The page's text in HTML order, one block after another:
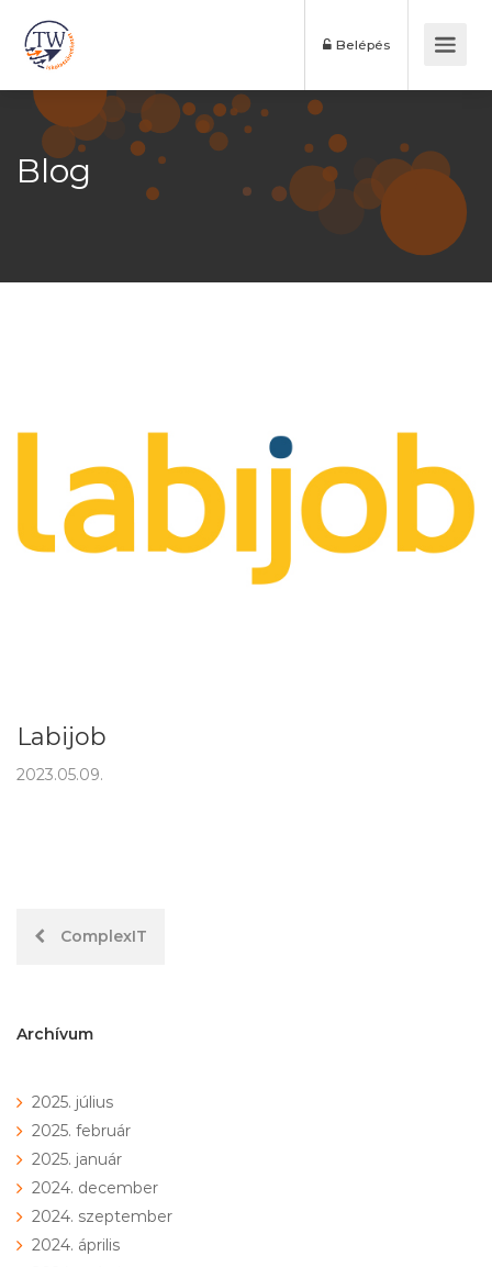
Belépés
Blog
Labijob
2023.05.09.
Hozzászólás
ComplexIT
Archívum
2025. július
2025. február
2025. január
2024. december
2024. szeptember
2024. április